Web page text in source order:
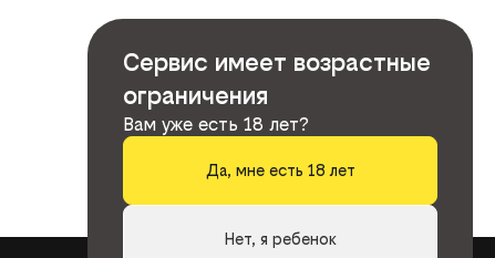
Сервис имеет возрастные
ограничения
Вам уже есть 18 лет?
Да, мне есть 18 лет
Нет, я ребенок